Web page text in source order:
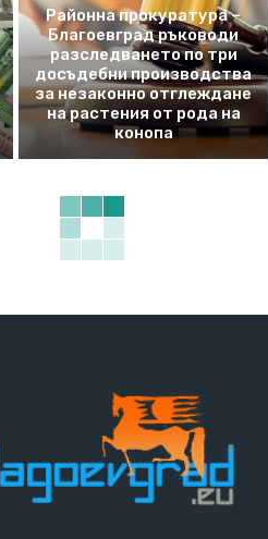
Районна прокуратура –
Благоевград ръководи
разследването по три
досъдебни производства
за незаконно отглеждане
на растения от рода на
конопа